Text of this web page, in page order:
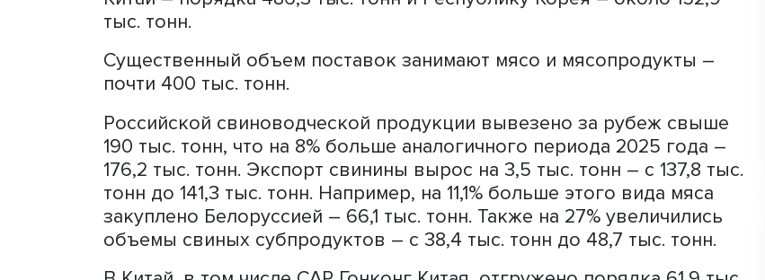
Экспорт животноводческой продукции за первое
года
Наибольшие объемы отгрузок приходятся на рыбу и
более 763,9 тыс. тонн. Значительная доля сырой рыбы
Китай – порядка 486,3 тыс. тонн и Республику Корея –
тыс. тонн.
Существенный объем поставок занимают мясо и
почти 400 тыс. тонн.